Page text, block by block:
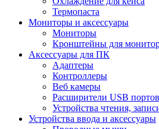
Термопаста
Мониторы и аксессуары
Мониторы
Кронштейны для
Аксессуары для ПК
Адаптеры
Контроллеры
Веб камеры
Расширители USB портов
Устройства чтения,
Устройства ввода и аксессуары